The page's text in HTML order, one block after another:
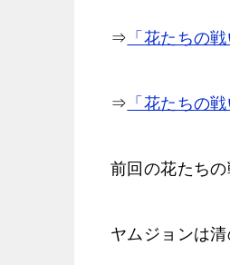
⇒ 「花たちの
⇒ 「花たちの
前回の花たちの
ヤムジョンは清